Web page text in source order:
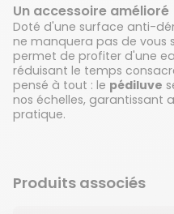
Un accessoire amélioré
Doté d'une surface anti-
ne manquera pas de vous
permet de profiter d'une
réduisant le temps
pensé à tout : le pédiluve
nos échelles, garantissant
pratique.
Produits associés